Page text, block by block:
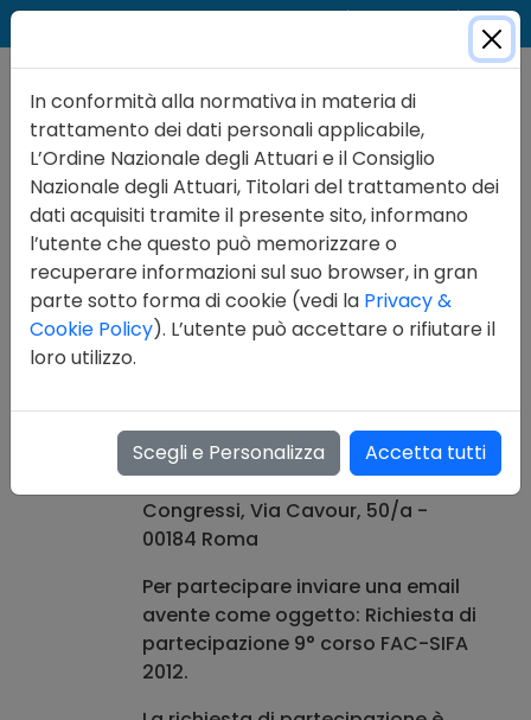
Formazione
Corsi di Formazione
12/12/2012
9° Corso FAC-SIFA
Si comunica che il 9° corso FAC-
SIFA del 2012 si terrà a
Roma, lunedì
17 dicembre 2012, presso ilCentro
Congressi, Via Cavour, 50/a -
00184 Roma
Per partecipare inviare una email
avente come oggetto: Richiesta di
partecipazione 9° corso FAC-SIFA
2012.
In conformità alla normativa in materia di
trattamento dei dati personali applicabile,
L’Ordine Nazionale degli Attuari e il Consiglio
Nazionale degli Attuari, Titolari del trattamento dei
dati acquisiti tramite il presente sito, informano
l’utente che questo può memorizzare o
recuperare informazioni sul suo browser, in gran
parte sotto forma di cookie (vedi la Privacy &
Cookie Policy). L’utente può accettare o rifiutare il
loro utilizzo.
Scegli e Personalizza Accetta tutti